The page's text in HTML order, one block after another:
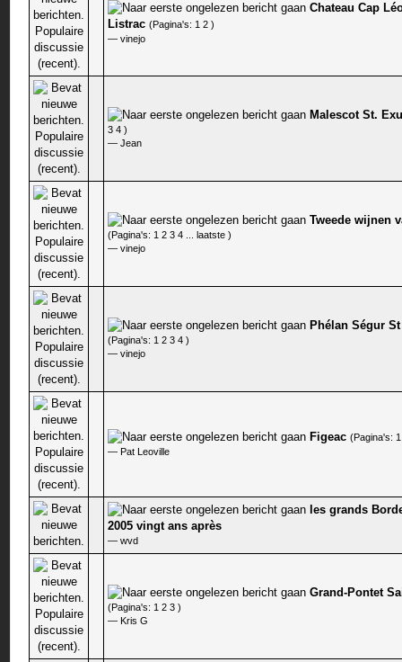
Chateau Cap
Listrac (Pagina's: 1 2 )
—vinejo
0 stem - 0 van 5 gemiddeld
Malescot St.
3 4 )
—Jean
0 stem - 0 van 5 gemiddeld
Tweede wijnen
(Pagina's: 1 2 3 4 ...laatste )
—vinejo
0 stem - 0 van 5 gemiddeld
Phélan Ségur
(Pagina's: 1 2 3 4 )
—vinejo
0 stem - 0 van 5 gemiddeld
Figeac (Pagina's: 1
— Pat Leoville
0 stem - 0 van 5 gemiddeld
les grands
2005 vingt ans après
—wvd
0 stem - 0 van 5 gemiddeld
Grand-Pontet
(Pagina's: 1 2 3 )
— Kris G
0 stem - 0 van 5 gemiddeld